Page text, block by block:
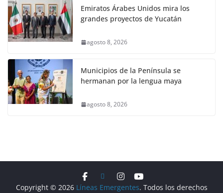
Emiratos Árabes Unidos mira los
grandes proyectos de Yucatán
agosto 8, 2026
Municipios de la Península se
hermanan por la lengua maya
agosto 8, 2026
Copyright © 2026 Líneas Emergentes. Todos los derechos